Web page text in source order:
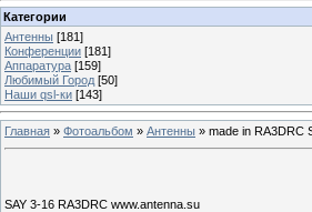
Категории
Антенны [181]
Конференции [181]
Аппаратура [159]
Любимый Город [50]
Наши qsl-ки [143]
Главная » Фотоальбом » Антенны » made in RA3DRC
SAY 3-16 RA3DRC www.antenna.su